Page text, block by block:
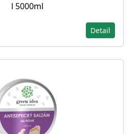
l 5000ml
Detail